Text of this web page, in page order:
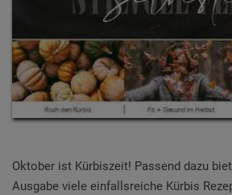
Oktober ist Kürbiszeit! Passend dazu
Ausgabe viele einfallsreiche Kürbis